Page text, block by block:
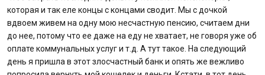
которая и так еле концы с концами сводит. Мы с дочкой
вдвоем живем на одну мою несчастную пенсию, считаем дни
до нее, потому что ее даже на еду не хватает, не говоря уже об
оплате коммунальных услуг и т.д. А тут такое. На следующий
день я пришла в этот злосчастный банк и опять же вежливо